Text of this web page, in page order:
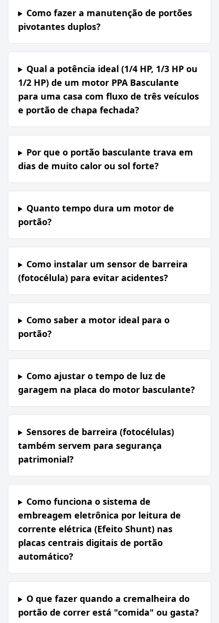
Como fazer a manutenção de portões
pivotantes duplos?
Qual a potência ideal (1/4 HP, 1/3 HP ou
1/2 HP) de um motor PPA Basculante
para uma casa com fluxo de três veículos
e portão de chapa fechada?
Por que o portão basculante trava em
dias de muito calor ou sol forte?
Quanto tempo dura um motor de
portão?
Como instalar um sensor de barreira
(fotocélula) para evitar acidentes?
Como saber a motor ideal para o
portão?
Como ajustar o tempo de luz de
garagem na placa do motor basculante?
Sensores de barreira (fotocélulas)
também servem para segurança
patrimonial?
Como funciona o sistema de
embreagem eletrônica por leitura de
corrente elétrica (Efeito Shunt) nas
placas centrais digitais de portão
automático?
O que fazer quando a cremalheira do
portão de correr está "comida" ou gasta?